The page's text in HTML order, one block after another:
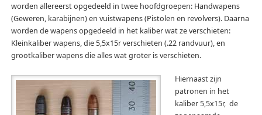
worden allereerst opgedeeld in twee hoofdgroepen: Handwapens
(Geweren, karabijnen) en vuistwapens (Pistolen en revolvers). Daarna
worden de wapens opgedeeld in het kaliber wat ze verschieten:
Kleinkaliber wapens, die 5,5x15r verschieten (.22 randvuur), en
grootkaliber wapens die alles wat groter is verschieten.
Hiernaast zijn
patronen in het
kaliber 5,5x15r, de